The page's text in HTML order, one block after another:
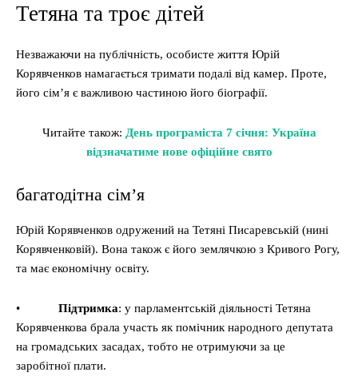
Тетяна та троє дітей
Незважаючи на публічність, особисте життя Юрій
Корявченков намагається тримати подалі від камер. Проте,
його сім’я є важливою частиною його біографії.
Читайте також: День програміста 7 січня: Україна
відзначатиме нове офіційне свято
багатодітна сім’я
Юрій Корявченков одружений на Тетяні Писаревській (нині
Корявченковій). Вона також є його землячкою з Кривого Рогу,
та має економічну освіту.
• Підтримка: у парламентській діяльності Тетяна
Корявченкова брала участь як помічник народного депутата
на громадських засадах, тобто не отримуючи за це
заробітної плати.